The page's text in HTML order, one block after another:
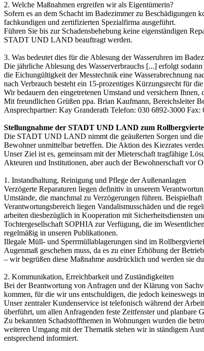
2. Welche Maßnahmen ergreifen wir als Eigentümerin?
Sofern es an dem Schacht im Badezimmer zu Beschädigungen
fachkundigen und zertifizierten Spezialfirma ausgeführt.
Führen Sie bis zur Schadensbehebung keine eigenständigen
STADT UND LAND beauftragt werden.
3. Was bedeutet dies für die Ablesung der Wasseruhren im
Die jährliche Ablesung des Wasserverbrauchs [...] erfolgt
die Eichungültigkeit der Messtechnik eine Wasserabrechnung
nach Verbrauch besteht ein 15-prozentiges Kürzungsrecht für
Wir bedauern den eingetretenen Umstand und versichern
Mit freundlichen Grüßen ppa. Brian Kaufmann, Bereichsleiter
Ansprechpartner: Kay Granderath Telefon: 030 6892-3000 Fax:
Stellungnahme der STADT UND LAND zum
Die STADT UND LAND nimmt die geäußerten Sorgen und die
Bewohner unmittelbar betreffen. Die Aktion des Kiezrates
Unser Ziel ist es, gemeinsam mit der Mieterschaft tragfähige
Akteuren und Institutionen, aber auch der Bewohnerschaft vor
1. Instandhaltung, Reinigung und Pflege der Außenanlagen
Verzögerte Reparaturen liegen definitiv in unserem
Umstände, die manchmal zu Verzögerungen führen.
Verantwortungsbereich liegen Vandalismusschäden und die
arbeiten diesbezüglich in Kooperation mit Sicherheitsdiensten
Tochtergesellschaft SOPHIA zur Verfügung, die im
regelmäßig in unseren Publikationen.
Illegale Müll- und Sperrmüllablagerungen sind im
Augenmaß geschehen muss, da es zu einer Erhöhung der
– wir begrüßen diese Maßnahme ausdrücklich und werden sie
2. Kommunikation, Erreichbarkeit und Zuständigkeiten
Bei der Beantwortung von Anfragen und der Klärung von
kommen, für die wir uns entschuldigen, die jedoch keineswegs
Unser zentraler Kundenservice ist telefonisch während der
überführt, um allen Anfragenden feste Zeitfenster und planbare
Zu bekannten Schadstoffthemen in Wohnungen wurden die
weiteren Umgang mit der Thematik stehen wir in ständigem
entsprechend informiert.